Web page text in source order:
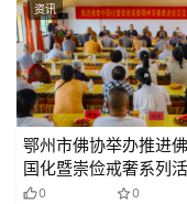
资讯
鄂州市佛协举办推进
国化暨崇俭戒奢系列
题讲经交流会
0 0